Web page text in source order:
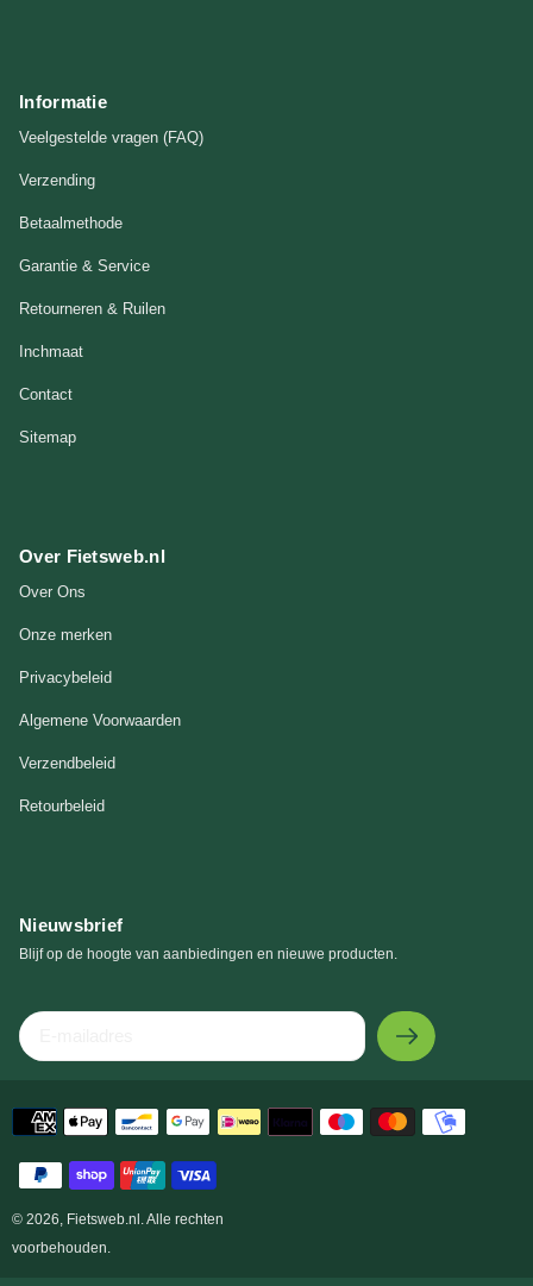
Informatie
Veelgestelde vragen (FAQ)
Verzending
Betaalmethode
Garantie & Service
Retourneren & Ruilen
Inchmaat
Contact
Sitemap
Over Fietsweb.nl
Over Ons
Onze merken
Privacybeleid
Algemene Voorwaarden
Verzendbeleid
Retourbeleid
Nieuwsbrief
Blijf op de hoogte van aanbiedingen en nieuwe producten.
© 2026, Fietsweb.nl . Alle rechten
voorbehouden.
Betaalmethoden